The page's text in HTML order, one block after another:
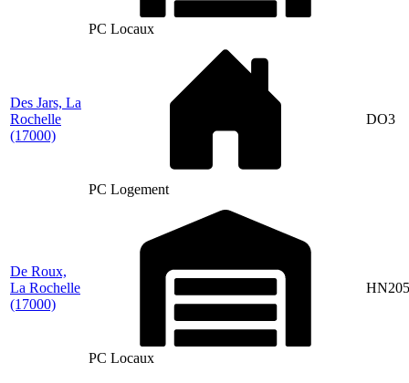
PC Locaux
Des Jars, La
Rochelle
(17000)
PC Logement
DO3
De Roux,
La Rochelle
(17000)
PC Locaux
HN205